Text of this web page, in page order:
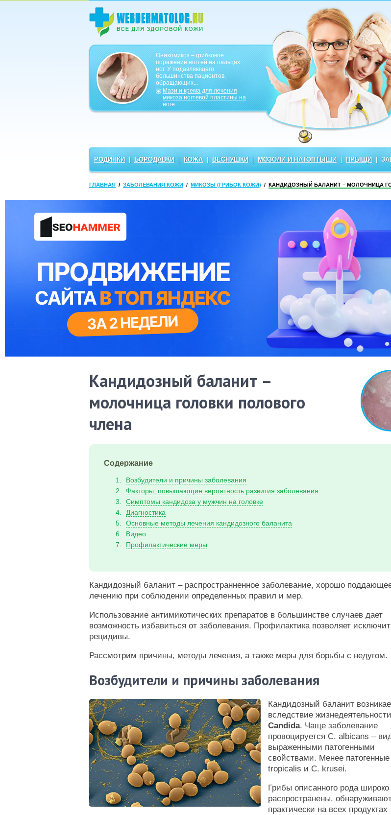
Онихомикоз – грибковое
поражение ногтей на пальцах
ног. У подавляющего
большинства пациентов,
обращающих...
Мази и крема для лечения
микоза ногтевой пластины на
ноге
РОДИНКИ | БОРОДАВКИ | КОЖА | ВЕСНУШКИ | МОЗОЛИ И НАТОПТЫШИ | ПРЫЩИ |
ГЛАВНАЯ / ЗАБОЛЕВАНИЯ КОЖИ / МИКОЗЫ (ГРИБОК КОЖИ) / КАНДИДОЗНЫЙ БАЛАНИТ – МОЛОЧНИЦА
Кандидозный баланит –
молочница головки полового
члена
Содержание
Возбудители и причины заболевания
Факторы, повышающие вероятность развития заболевания
Симптомы кандидоза у мужчин на головке
Диагностика
Основные методы лечения кандидозного баланита
Видео
Профилактические меры
Кандидозный баланит – распространненное заболевание, хорошо
лечению при соблюдении определенных правил и мер.
Использование антимикотических препаратов в большинстве случаев дает
возможность избавиться от заболевания. Профилактика позволяет
рецидивы.
Рассмотрим причины, методы лечения, а также меры для борьбы с недугом.
Возбудители и причины заболевания
Кандидозный баланит
вследствие жизнедеятельности
Candida. Чаще заболевание
провоцируется C. albicans –
выраженными патогенными
свойствами. Менее патогенные
tropicalis и C. krusei.
Грибы описанного рода широко
распространены,
практически на всех продуктах